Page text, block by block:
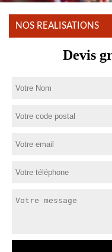
NOS REALISATIONS
Devis